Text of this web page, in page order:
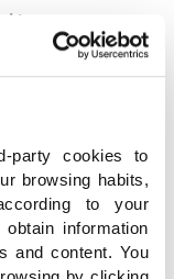
party cookies to
browsing habits,
to your
information
and content. You
común
de tomar
de evaluar